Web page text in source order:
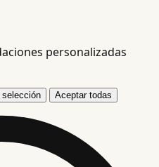
personalizadas
selección Aceptar todas